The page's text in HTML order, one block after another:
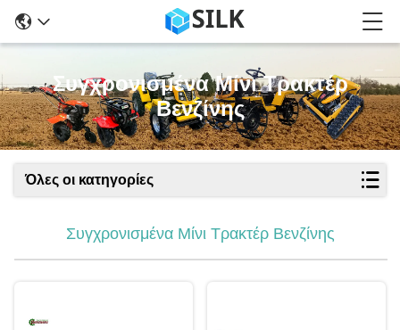
Συγχρονισμένα Μίνι Τρακτέρ
Βενζίνης
Όλες οι κατηγορίες
Συγχρονισμένα Μίνι Τρακτέρ Βενζίνης